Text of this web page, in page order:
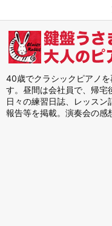
40歳でクラシックピアノ
す。昼間は会社員で、帰宅
日々の練習日誌、レッス
報告等を掲載。演奏会の感